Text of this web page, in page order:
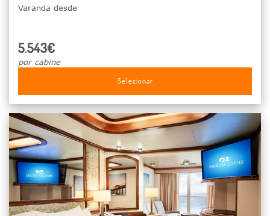
Varanda desde
5.543€
por cabine
Selecionar